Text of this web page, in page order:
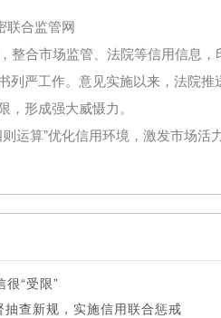
联合监管网
整合市场监管、法院等信用信息
列严工作。意见实施以来，法院
形成强大威慑力。
运算”优化信用环境，激发市场
很“受限”
查新规，实施信用联合惩戒